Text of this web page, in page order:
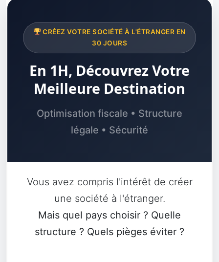
CRÉEZ VOTRE SOCIÉTÉ À L'ÉTRANGER EN
30 JOURS
En 1H, Découvrez Votre
Meilleure Destination
Optimisation fiscale • Structure
légale • Sécurité
Vous avez compris l'intérêt de créer
une société à l'étranger.
Mais quel pays choisir ? Quelle
structure ? Quels pièges éviter ?